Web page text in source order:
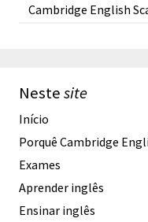
Cambridge English
Nestesite
Início
Porquê Cambridge
Exames
Aprender inglês
Ensinar inglês